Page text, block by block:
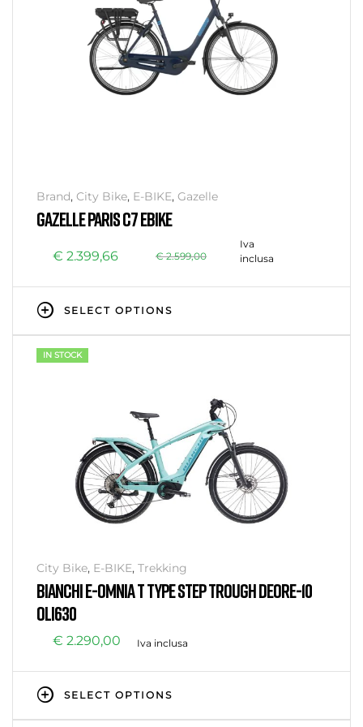
Brand, City Bike, E-BIKE, Gazelle
GAZELLE PARIS C7 EBIKE
€2.599,00
€ 2.399,66
Iva
inclusa
SELECT OPTIONS
IN STOCK
City Bike, E-BIKE, Trekking
BIANCHI E-OMNIA T TYPE STEP TROUGH DEORE-10
OLI630
€ 2.290,00 Iva inclusa
SELECT OPTIONS